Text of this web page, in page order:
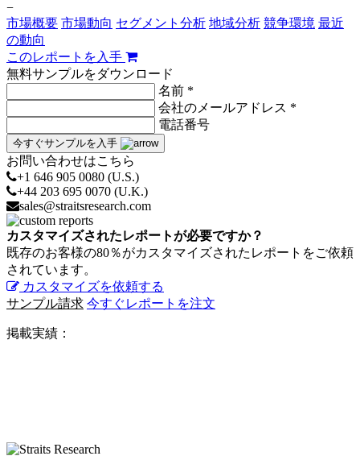
−
市場概要 市場動向 セグメント分析 地域分析 競争環境 最近
の動向
このレポートを入手
無料サンプルをダウンロード
名前 *
会社のメールアドレス *
電話番号
今すぐサンプルを入手
お問い合わせはこちら
+1 646 905 0080 (U.S.)
+44 203 695 0070 (U.K.)
sales@straitsresearch.com
カスタマイズされたレポートが必要ですか？
既存のお客様の80％がカスタマイズされたレポートをご依頼
されています。
カスタマイズを依頼する
サンプル請求 今すぐレポートを注文
掲載実績：